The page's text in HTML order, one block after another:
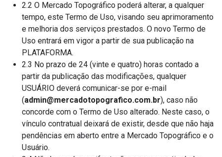
2.2 O Mercado Topográfico poderá alterar, a qualquer
tempo, este Termo de Uso, visando seu aprimoramento
e melhoria dos serviços prestados. O novo Termo de
Uso entrará em vigor a partir de sua publicação na
PLATAFORMA.
2.3 No prazo de 24 (vinte e quatro) horas contado a
partir da publicação das modificações, qualquer
USUÁRIO deverá comunicar-se por e-mail
(admin@mercadotopografico.com.br), caso não
concorde com o Termo de Uso alterado. Neste caso, o
vínculo contratual deixará de existir, desde que não haja
pendências em aberto entre a Mercado Topográfico e o
Usuário.